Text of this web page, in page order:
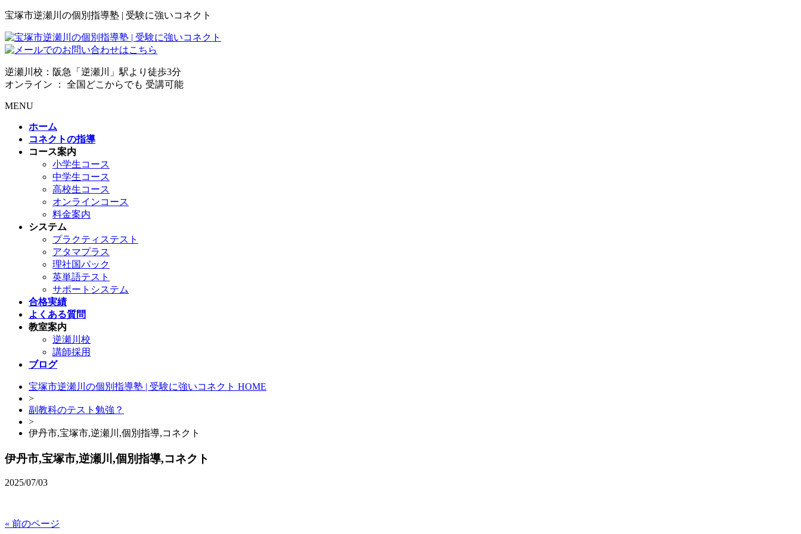
宝塚市逆瀬川の個別指導塾 | 受験に強いコネクト
逆瀬川校：阪急「逆瀬川」駅より徒歩3分
オンライン ： 全国どこからでも 受講可能
MENU
ホーム
コネクトの指導
コース案内
小学生コース
中学生コース
高校生コース
オンラインコース
料金案内
システム
プラクティステスト
アタマプラス
理社国パック
英単語テスト
サポートシステム
合格実績
よくある質問
教室案内
逆瀬川校
講師採用
ブログ
宝塚市逆瀬川の個別指導塾 | 受験に強いコネクト HOME
>
副教科のテスト勉強？
>
伊丹市,宝塚市,逆瀬川,個別指導,コネクト
伊丹市,宝塚市,逆瀬川,個別指導,コネクト
2025/07/03
« 前のページ